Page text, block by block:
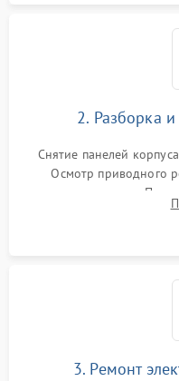
2. Разборка
Снятие панелей
Осмотр приводного
амортизаторов.
крестовины на
3. Ремонт